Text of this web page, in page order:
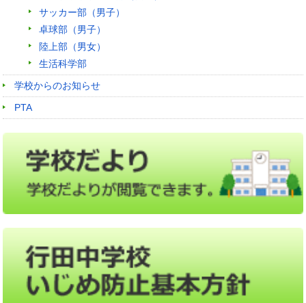
サッカー部（男子）
卓球部（男子）
陸上部（男女）
生活科学部
学校からのお知らせ
PTA